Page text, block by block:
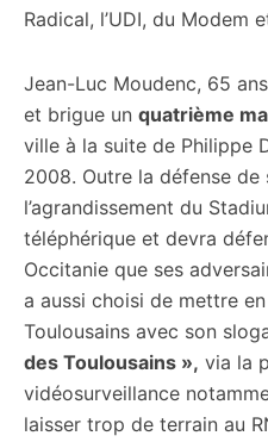
Radical, l’UDI, du Modem
Jean-Luc Moudenc, 65
et brigue un quatrième
ville à la suite de Philippe
2008. Outre la défense de
l’agrandissement du
téléphérique et devra
Occitanie que ses
a aussi choisi de mettre
Toulousains avec son
des Toulousains », via la
vidéosurveillance
laisser trop de terrain au